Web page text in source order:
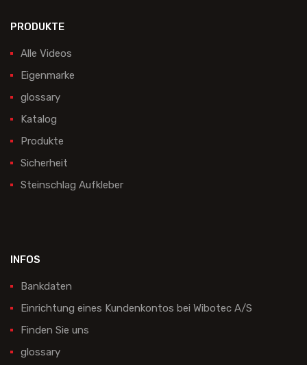
PRODUKTE
Alle Videos
Eigenmarke
glossary
Katalog
Produkte
Sicherheit
Steinschlag Aufkleber
INFOS
Bankdaten
Einrichtung eines Kundenkontos bei Wibotec A/S
Finden Sie uns
glossary